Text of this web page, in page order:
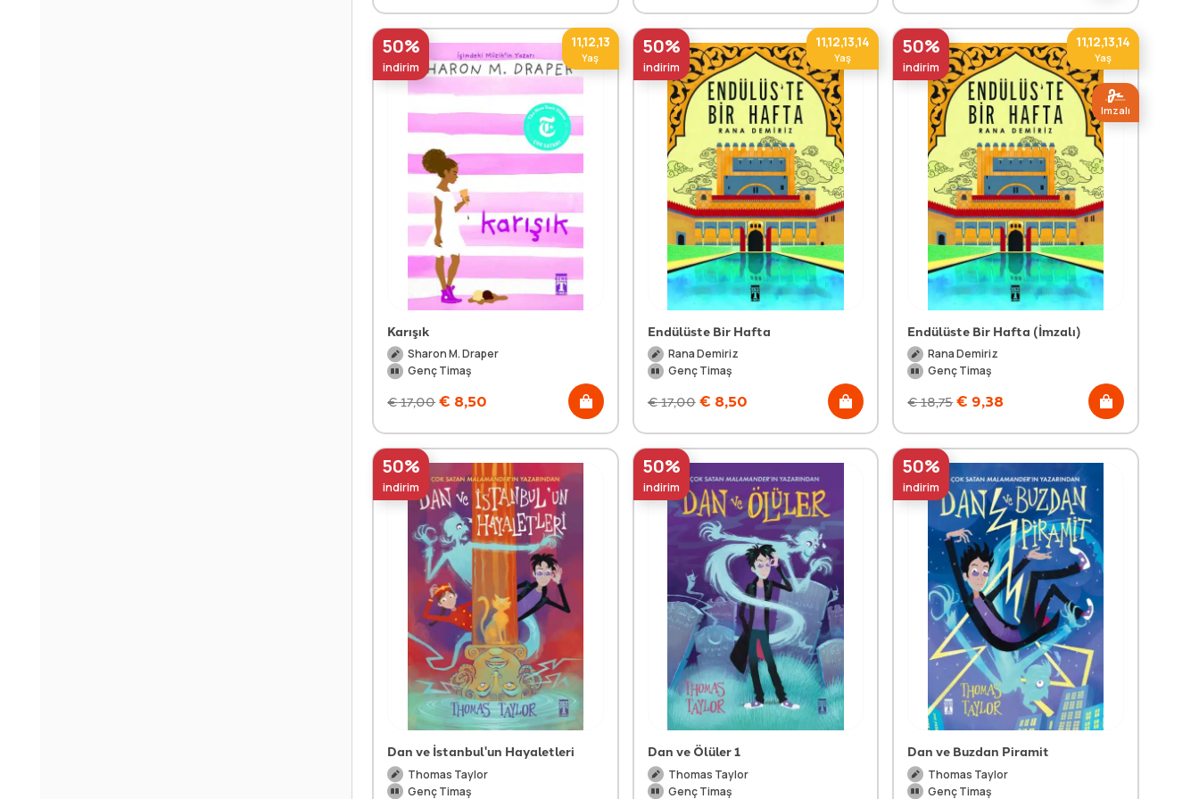
50%
indirim
11,12,13
Yaş
Karışık
Sharon M. Draper
Genç Timaş
€17,00 € 8,50
50%
indirim
11,12,13,14
Yaş
Endülüste Bir Hafta
Rana Demiriz
Genç Timaş
€17,00 € 8,50
50%
indirim
11,12,13,14
Yaş
Imzalı
Endülüste Bir Hafta (İmzalı)
Rana Demiriz
Genç Timaş
€18,75 € 9,38
50%
indirim
Dan ve İstanbul'un Hayaletleri
Thomas Taylor
Genç Timaş
50%
indirim
Dan ve Ölüler 1
Thomas Taylor
Genç Timaş
50%
indirim
Dan ve Buzdan Piramit
Thomas Taylor
Genç Timaş